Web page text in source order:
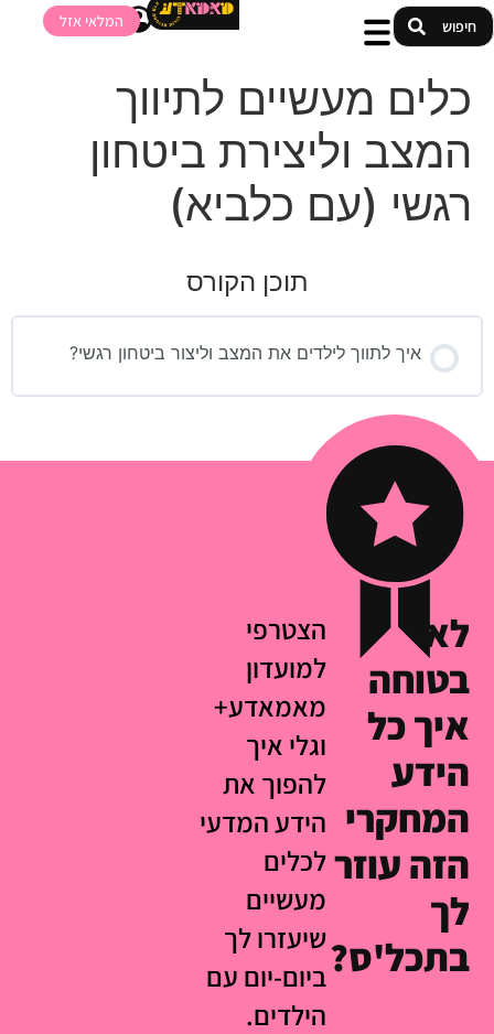
המלאי אזל
כלים מעשיים לתיווך
המצב וליצירת ביטחון
רגשי (עם כלביא)
תוכן הקורס
איך לתווך לילדים את המצב וליצור ביטחון רגשי?
לא
בטוחה
איך כל
הידע
המחקרי
הזה עוזר
לך
בתכל'ס?
הצטרפי
למועדון
מאמאדע+
וגלי איך
להפוך את
הידע המדעי
לכלים
מעשיים
שיעזרו לך
ביום-יום עם
הילדים.